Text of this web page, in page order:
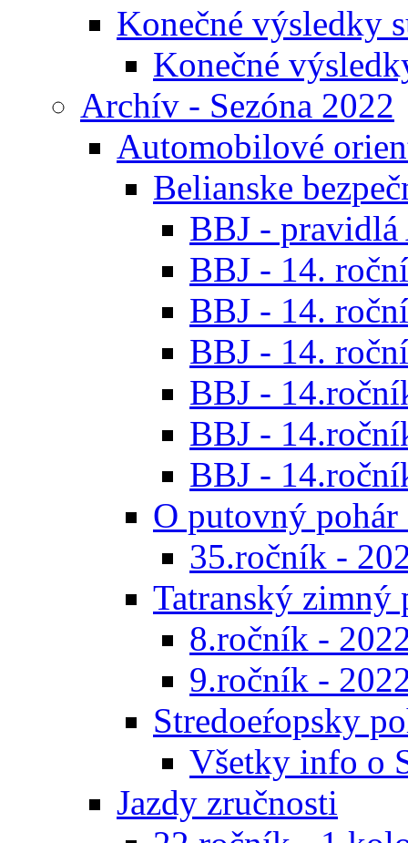
Konečné výsledky
Konečné
Archív - Sezóna 2022
Automobilové
Belianske
BBJ - pravidlá
BBJ - 14.
BBJ - 14.
BBJ - 14.
BBJ -
BBJ -
BBJ -
O putovný
35.ročník -
Tatranský zimný
8.ročník -
9.ročník -
Stredoeŕopsky
Všetky info o
Jazdy zručnosti